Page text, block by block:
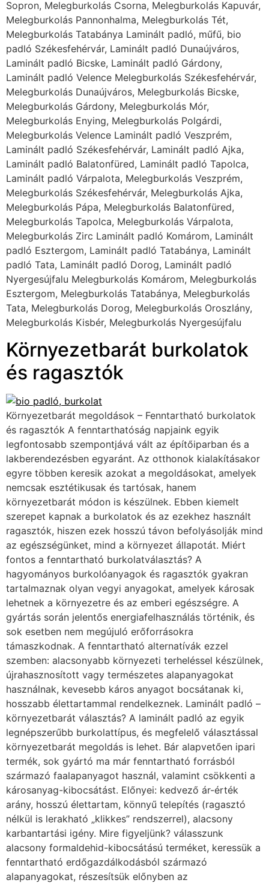
Sopron, Melegburkolás Csorna, Melegburkolás Kapuvár,
Melegburkolás Pannonhalma, Melegburkolás Tét,
Melegburkolás Tatabánya Laminált padló, műfű, bio
padló Székesfehérvár, Laminált padló Dunaújváros,
Laminált padló Bicske, Laminált padló Gárdony,
Laminált padló Velence Melegburkolás Székesfehérvár,
Melegburkolás Dunaújváros, Melegburkolás Bicske,
Melegburkolás Gárdony, Melegburkolás Mór,
Melegburkolás Enying, Melegburkolás Polgárdi,
Melegburkolás Velence Laminált padló Veszprém,
Laminált padló Székesfehérvár, Laminált padló Ajka,
Laminált padló Balatonfüred, Laminált padló Tapolca,
Laminált padló Várpalota, Melegburkolás Veszprém,
Melegburkolás Székesfehérvár, Melegburkolás Ajka,
Melegburkolás Pápa, Melegburkolás Balatonfüred,
Melegburkolás Tapolca, Melegburkolás Várpalota,
Melegburkolás Zirc Laminált padló Komárom, Laminált
padló Esztergom, Laminált padló Tatabánya, Laminált
padló Tata, Laminált padló Dorog, Laminált padló
Nyergesújfalu Melegburkolás Komárom, Melegburkolás
Esztergom, Melegburkolás Tatabánya, Melegburkolás
Tata, Melegburkolás Dorog, Melegburkolás Oroszlány,
Melegburkolás Kisbér, Melegburkolás Nyergesújfalu
Környezetbarát burkolatok
és ragasztók
Környezetbarát megoldások – Fenntartható burkolatok
és ragasztók A fenntarthatóság napjaink egyik
legfontosabb szempontjává vált az építőiparban és a
lakberendezésben egyaránt. Az otthonok kialakításakor
egyre többen keresik azokat a megoldásokat, amelyek
nemcsak esztétikusak és tartósak, hanem
környezetbarát módon is készülnek. Ebben kiemelt
szerepet kapnak a burkolatok és az ezekhez használt
ragasztók, hiszen ezek hosszú távon befolyásolják mind
az egészségünket, mind a környezet állapotát. Miért
fontos a fenntartható burkolatválasztás? A
hagyományos burkolóanyagok és ragasztók gyakran
tartalmaznak olyan vegyi anyagokat, amelyek károsak
lehetnek a környezetre és az emberi egészségre. A
gyártás során jelentős energiafelhasználás történik, és
sok esetben nem megújuló erőforrásokra
támaszkodnak. A fenntartható alternatívák ezzel
szemben: alacsonyabb környezeti terheléssel készülnek,
újrahasznosított vagy természetes alapanyagokat
használnak, kevesebb káros anyagot bocsátanak ki,
hosszabb élettartammal rendelkeznek. Laminált padló –
környezetbarát választás? A laminált padló az egyik
legnépszerűbb burkolattípus, és megfelelő választással
környezetbarát megoldás is lehet. Bár alapvetően ipari
termék, sok gyártó ma már fenntartható forrásból
származó faalapanyagot használ, valamint csökkenti a
károsanyag-kibocsátást. Előnyei: kedvező ár-érték
arány, hosszú élettartam, könnyű telepítés (ragasztó
nélkül is lerakható „klikkes” rendszerrel), alacsony
karbantartási igény. Mire figyeljünk? válasszunk
alacsony formaldehid-kibocsátású terméket, keressük a
fenntartható erdőgazdálkodásból származó
alapanyagokat, részesítsük előnyben az